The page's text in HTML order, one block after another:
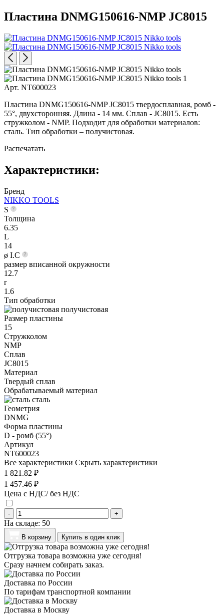
Пластина DNMG150616-NMP JC8015
Арт. NT600023
Пластина DNMG150616-NMP JC8015 твердосплавная, ромб -
55°, двухсторонняя. Длина - 14 мм. Сплав - JC8015. Есть
стружколом - NMP. Подходит для обработки материалов:
сталь. Тип обработки – получистовая.
Распечатать
Характеристики:
Бренд
NIKKO TOOLS
S
Толщина
6.35
L
14
ø I.C
размер вписанной окружности
12.7
r
1.6
Тип обработки
получистовая
Размер пластины
15
Стружколом
NMP
Сплав
JC8015
Материал
Твердый сплав
Обрабатываемый материал
сталь
Геометрия
DNMG
Форма пластины
D - ромб (55°)
Артикул
NT600023
Все характеристики Скрыть характеристики
1 821.82 ₽
1 457.46 ₽
Цена с НДС/ без НДС
- +
На складе: 50
В корзину Купить в один клик
Отгрузка товара возможна уже сегодня!
Сразу начнем собирать заказ.
Доставка по России
По тарифам транспортной компании
Доставка в Москву